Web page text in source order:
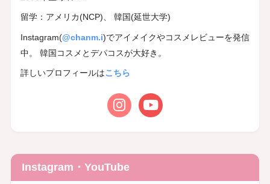
留学：アメリカ(NCP)、 韓国(延世大学)
Instagram(@chanm.i)でアイメイクやコスメレビューを発信
中。 韓国コスメとデパコスが大好き。
詳しいプロフィールはこちら
Instagram・YouTube